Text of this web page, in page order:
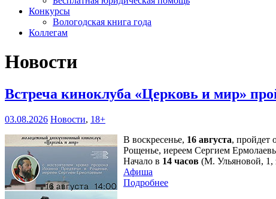
Конкурсы
Вологодская книга года
Коллегам
Новости
Встреча киноклуба «Церковь и мир»
03.08.2026 Новости, 18+
В воскресенье, 16 августа, пройдет
Рощенье, иереем Сергием
Начало в 14 часов (М. Ульяновой, 1,
Афиша
Подробнее